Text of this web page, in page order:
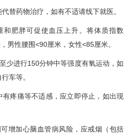
替药物治疗，如有不适请线下就医。
和肥胖可促使血压上升。将体质指数
男性腰围<90厘米，女性<85厘米。
少进行150分钟中等强度有氧运动，如
车等。
有疼痛等不适感，应立即停止，如出现
增加心脑血管病风险，应戒烟（包括